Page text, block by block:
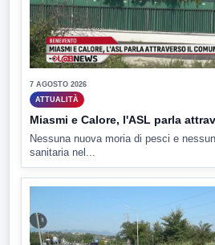
7 AGOSTO 2026
ATTUALITÀ
Miasmi e Calore, l'ASL parla
Nessuna nuova moria di pesci e
sanitaria nel...